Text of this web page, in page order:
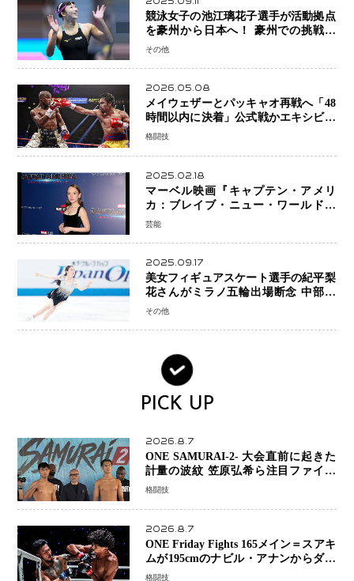
競泳女子の池江璃花子選手が活動拠点
を豪州から日本へ！ 豪州での挑戦を
糧に、28年ロサンゼルス五輪へ再始動
その他
2026.05.08
メイウェザーとパッキャオ再戦へ「48
時間以内に決着」公式戦かエキシビシ
ョンか混迷続く
格闘技
2025.02.18
マーベル映画『キャプテン・アメリ
カ：ブレイブ・ニュー・ワールド』
新ブラック・ウィドウ役のシラ・ハー
芸能
2025.09.17
美女フィギュアスケート選手の紀平梨
花さんがミラノ五輪出場断念 中部選
手権欠場を発表「安全最優先の判断」
その他
PICK UP
2026.8.7
ONE SAMURAI-2- 大会直前に起きた
計量の波紋 笠原弘希ら注目ファイタ
ーは契約体重で決戦へ、山本歩夢と平
格闘技
2026.8.7
ONE Friday Fights 165メイン＝スアキ
ムが195cmのナビル・アナンからダウ
ン奪取！猛反撃を耐え抜き判定勝利、
格闘技